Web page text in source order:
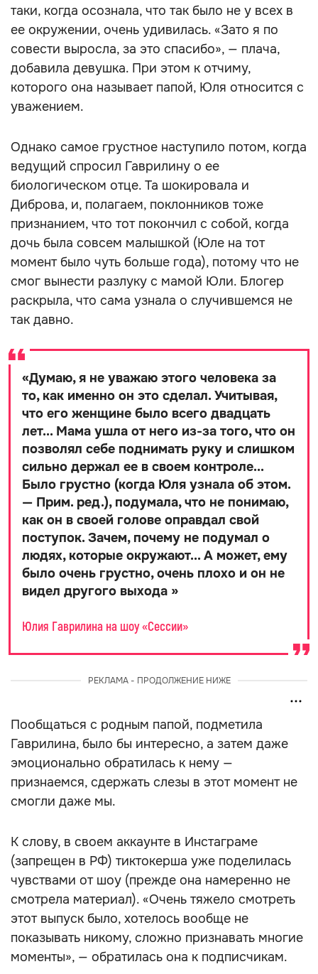
таки, когда осознала, что так было не у всех в
ее окружении, очень удивилась. «Зато я по
совести выросла, за это спасибо», — плача,
добавила девушка. При этом к отчиму,
которого она называет папой, Юля относится с
уважением.
Однако самое грустное наступило потом, когда
ведущий спросил Гаврилину о ее
биологическом отце. Та шокировала и
Диброва, и, полагаем, поклонников тоже
признанием, что тот покончил с собой, когда
дочь была совсем малышкой (Юле на тот
момент было чуть больше года), потому что не
смог вынести разлуку с мамой Юли. Блогер
раскрыла, что сама узнала о случившемся не
так давно.
«Думаю, я не уважаю этого человека за
то, как именно он это сделал. Учитывая,
что его женщине было всего двадцать
лет... Мама ушла от него из-за того, что он
позволял себе поднимать руку и слишком
сильно держал ее в своем контроле...
Было грустно (когда Юля узнала об этом.
— Прим. ред.), подумала, что не понимаю,
как он в своей голове оправдал свой
поступок. Зачем, почему не подумал о
людях, которые окружают... А может, ему
было очень грустно, очень плохо и он не
видел другого выхода »
Юлия Гаврилина на шоу «Сессии»
РЕКЛАМА - ПРОДОЛЖЕНИЕ НИЖЕ
Пообщаться с родным папой, подметила
Гаврилина, было бы интересно, а затем даже
эмоционально обратилась к нему —
признаемся, сдержать слезы в этот момент не
смогли даже мы.
К слову, в своем аккаунте в Инстаграме
(запрещен в РФ) тиктокерша уже поделилась
чувствами от шоу (прежде она намеренно не
смотрела материал). «Очень тяжело смотреть
этот выпуск было, хотелось вообще не
показывать никому, сложно признавать многие
моменты», — обратилась она к подписчикам.